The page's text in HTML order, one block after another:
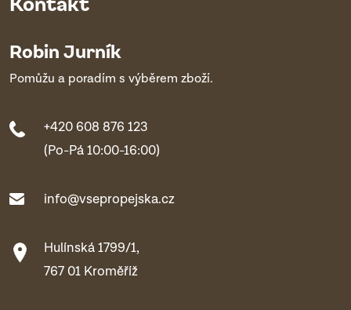
Robin Jurník
Pomůžu a poradím s výběrem zboží.
+420 608 876 123
(Po-Pá 10:00-16:00)
info@vsepropejska.cz
Hulínská 1799/1,
767 01 Kroměříž